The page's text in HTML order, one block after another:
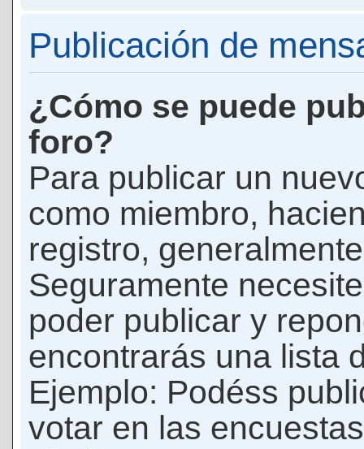
Publicación de
¿Cómo se puede
foro?
Para publicar un
como miembro,
registro,
Seguramente
poder publicar y
encontrarás una lista
Ejemplo: Podéss
votar en las